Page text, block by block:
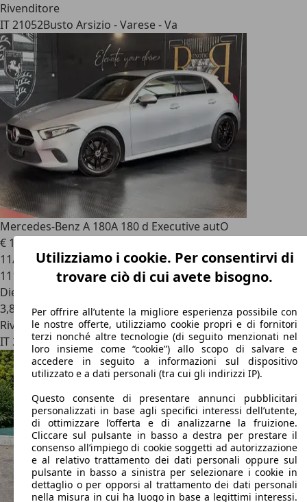
Rivenditore
IT 21052Busto Arsizio - Varese - Va
Mercedes-Benz A 180A 180 d Executive autO
€ 18.200
11/2018
111.000 km
Diesel
3,8 l/100 km (comb.)
Rivenditore
IT 25020Fiesse
Utilizziamo i cookie. Per consentirvi di
trovare ciò di cui avete bisogno.
Per offrire all’utente la migliore esperienza possibile con
le nostre offerte, utilizziamo cookie propri e di fornitori
terzi nonché altre tecnologie (di seguito menzionati nel
loro insieme come “cookie”) allo scopo di salvare e
accedere in seguito a informazioni sul dispositivo
utilizzato e a dati personali (tra cui gli indirizzi IP).
Questo consente di presentare annunci pubblicitari
personalizzati in base agli specifici interessi dell’utente,
di ottimizzare l’offerta e di analizzarne la fruizione.
Cliccare sul pulsante in basso a destra per prestare il
consenso all’impiego di cookie soggetti ad autorizzazione
e al relativo trattamento dei dati personali oppure sul
pulsante in basso a sinistra per selezionare i cookie in
dettaglio o per opporsi al trattamento dei dati personali
nella misura in cui ha luogo in base a legittimi interessi.